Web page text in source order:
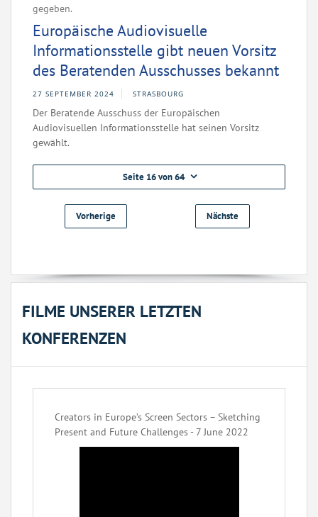
gegeben.
Europäische Audiovisuelle
Informationsstelle gibt neuen Vorsitz
des Beratenden Ausschusses bekannt
27 SEPTEMBER 2024 STRASBOURG
Der Beratende Ausschuss der Europäischen
Audiovisuellen Informationsstelle hat seinen Vorsitz
gewählt.
Seite 16 von 64
Vorherige Nächste
FILME UNSERER LETZTEN
KONFERENZEN
Creators in Europe’s Screen Sectors – Sketching
Present and Future Challenges - 7 June 2022